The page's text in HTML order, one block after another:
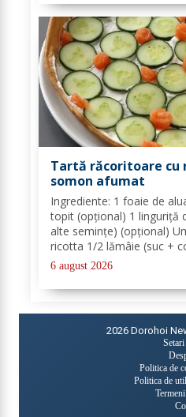
Tartă răcoritoare
somon afumat
Ingrediente: 1 foaie de
topit (opțional) 1 linguriță
alte semințe) (opțional)
ricotta 1/2 lămâie (suc +
(+/-) piper Toppinguri: 1
afumat 1 linguriță semințe
6 august 2026
2026 Dorohoi
Politica de
Politica de